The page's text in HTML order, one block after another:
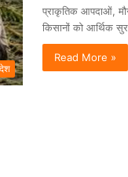
प्राकृतिक आपदाओं,
किसानों को आर्थिक
Read More »